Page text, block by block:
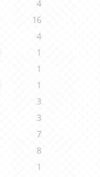
4
16
4
1
1
1
3
3
7
8
1